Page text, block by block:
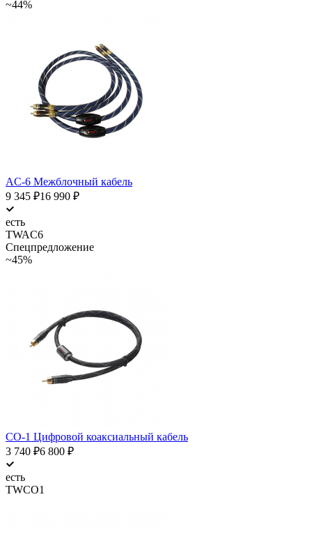
~44%
AC-6 Межблочный кабель
9 345 ₽16 990 ₽
есть
TWAC6
Спецпредложение
~45%
CO-1 Цифровой коаксиальный кабель
3 740 ₽6 800 ₽
есть
TWCO1